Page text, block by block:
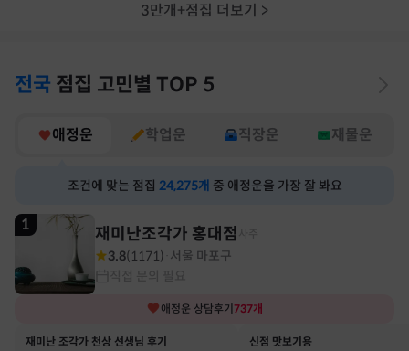
3만개+점집 더보기 >
전국 점집 고민별 TOP 5
애정운 학업운 직장운 재물운
조건에 맞는 점집 24,275개 중 애정운을 가장 잘 봐요
1 재미난조각가 홍대점
3.8(1171) 서울 마포구
애정운 상담후기 737개
재미난 조각가 천상 선생님 후기
신점 맛보기용